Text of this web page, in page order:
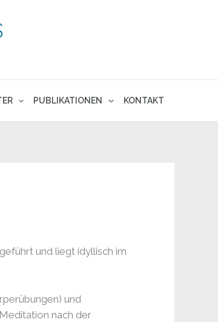
PUBLIKATIONEN KONTAKT
und liegt idyllisch im
und
nach der